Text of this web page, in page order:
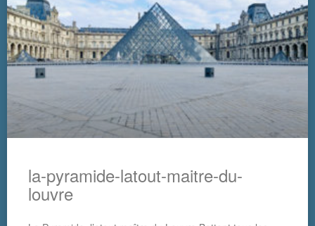
la-pyramide-latout-maitre-du-
louvre